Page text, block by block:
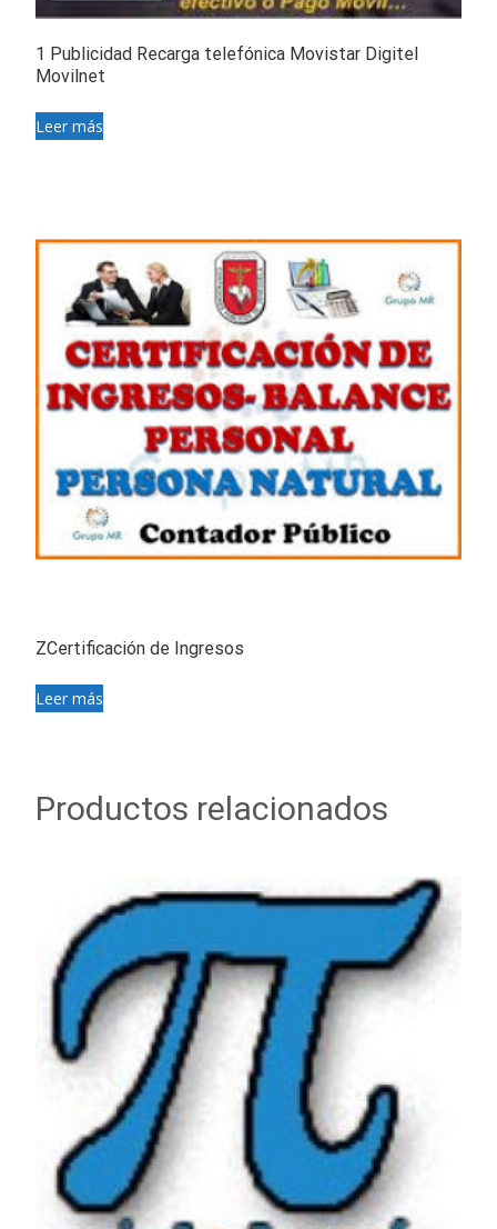
1 Publicidad Recarga telefónica Movistar Digitel
Movilnet
Leer más
ZCertificación de Ingresos
Leer más
Productos relacionados